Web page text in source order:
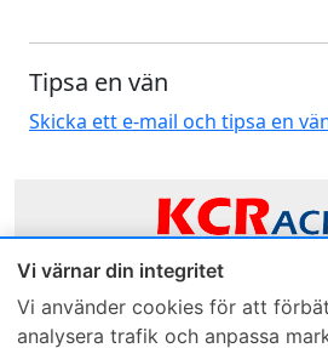
Vi värnar din integritet
Vi använder cookies för att
analysera trafik och anpassa
Tipsa en vän
Skicka ett e-mail och tipsa en
Sveriges mest sålda